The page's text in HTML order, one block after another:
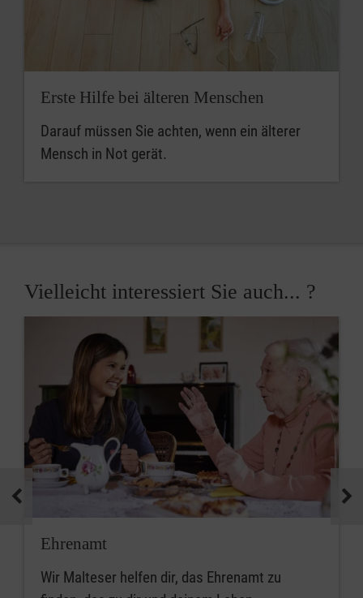
Erste Hilfe bei älteren Menschen
Darauf müssen Sie achten, wenn ein älterer
Mensch in Not gerät.
Vielleicht interessiert Sie auch... ?
Ehrenamt
Wir Malteser helfen dir, das Ehrenamt zu